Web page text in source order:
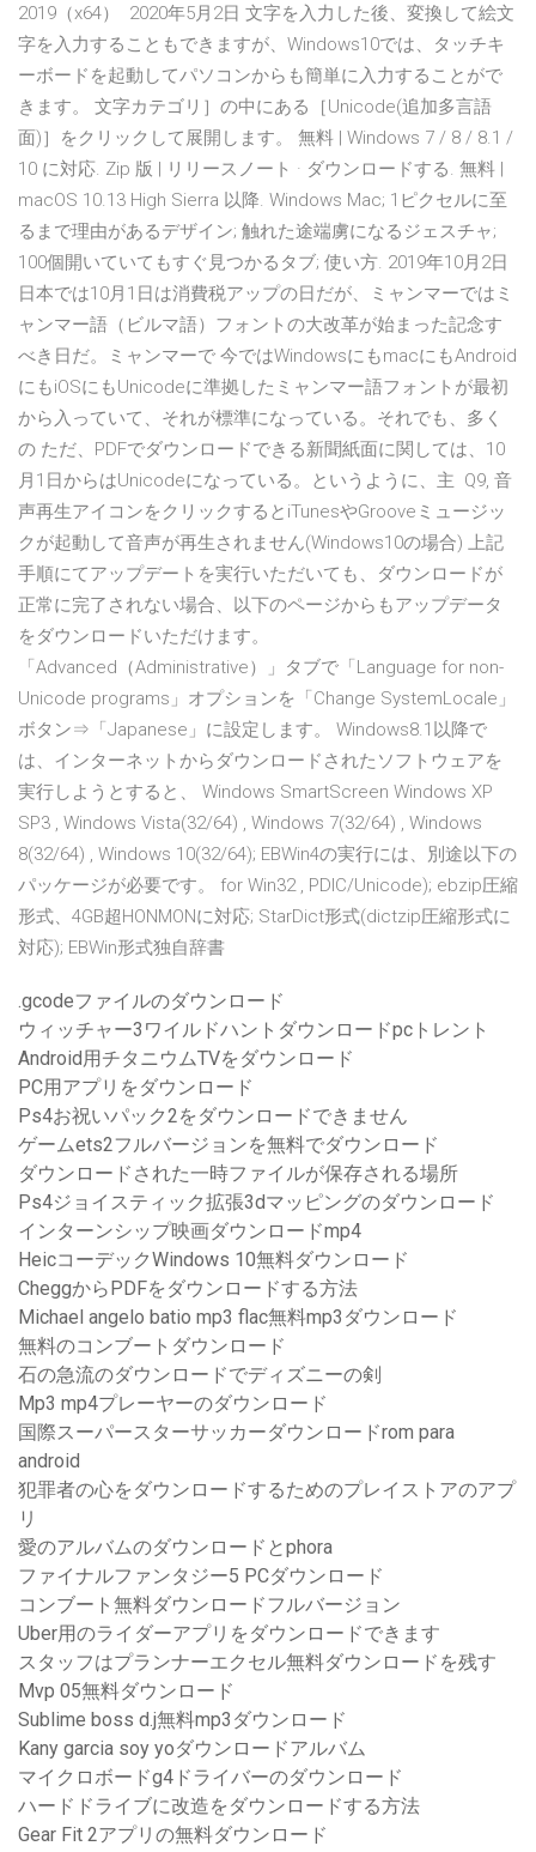
2019（x64） 2020年5月2日 文字を入力した後、変換して絵文
字を入力することもできますが、Windows10では、タッチキ
ーボードを起動してパソコンからも簡単に入力することがで
きます。 文字カテゴリ］の中にある［Unicode(追加多言語
面)］をクリックして展開します。 無料 | Windows 7 / 8 / 8.1 /
10 に対応. Zip 版 | リリースノート · ダウンロードする. 無料 |
macOS 10.13 High Sierra 以降. Windows Mac; 1ピクセルに至
るまで理由があるデザイン; 触れた途端虜になるジェスチャ;
100個開いていてもすぐ見つかるタブ; 使い方. 2019年10月2日
日本では10月1日は消費税アップの日だが、ミャンマーではミ
ャンマー語（ビルマ語）フォントの大改革が始まった記念す
べき日だ。ミャンマーで 今ではWindowsにもmacにもAndroid
にもiOSにもUnicodeに準拠したミャンマー語フォントが最初
から入っていて、それが標準になっている。それでも、多く
の ただ、PDFでダウンロードできる新聞紙面に関しては、10
月1日からはUnicodeになっている。というように、主 Q9, 音
声再生アイコンをクリックするとiTunesやGrooveミュージッ
クが起動して音声が再生されません(Windows10の場合) 上記
手順にてアップデートを実行いただいても、ダウンロードが
正常に完了されない場合、以下のページからもアップデータ
をダウンロードいただけます。
「Advanced（Administrative）」タブで「Language for non-
Unicode programs」オプションを「Change SystemLocale」
ボタン⇒「Japanese」に設定します。 Windows8.1以降で
は、インターネットからダウンロードされたソフトウェアを
実行しようとすると、 Windows SmartScreen Windows XP
SP3 , Windows Vista(32/64) , Windows 7(32/64) , Windows
8(32/64) , Windows 10(32/64); EBWin4の実行には、別途以下の
パッケージが必要です。 for Win32 , PDIC/Unicode); ebzip圧縮
形式、4GB超HONMONに対応; StarDict形式(dictzip圧縮形式に
対応); EBWin形式独自辞書
.gcodeファイルのダウンロード
ウィッチャー3ワイルドハントダウンロードpcトレント
Android用チタニウムTVをダウンロード
PC用アプリをダウンロード
Ps4お祝いパック2をダウンロードできません
ゲームets2フルバージョンを無料でダウンロード
ダウンロードされた一時ファイルが保存される場所
Ps4ジョイスティック拡張3dマッピングのダウンロード
インターンシップ映画ダウンロードmp4
HeicコーデックWindows 10無料ダウンロード
CheggからPDFをダウンロードする方法
Michael angelo batio mp3 flac無料mp3ダウンロード
無料のコンブートダウンロード
石の急流のダウンロードでディズニーの剣
Mp3 mp4プレーヤーのダウンロード
国際スーパースターサッカーダウンロードrom para
android
犯罪者の心をダウンロードするためのプレイストアのアプ
リ
愛のアルバムのダウンロードとphora
ファイナルファンタジー5 PCダウンロード
コンブート無料ダウンロードフルバージョン
Uber用のライダーアプリをダウンロードできます
スタッフはプランナーエクセル無料ダウンロードを残す
Mvp 05無料ダウンロード
Sublime boss d.j無料mp3ダウンロード
Kany garcia soy yoダウンロードアルバム
マイクロボードg4ドライバーのダウンロード
ハードドライブに改造をダウンロードする方法
Gear Fit 2アプリの無料ダウンロード